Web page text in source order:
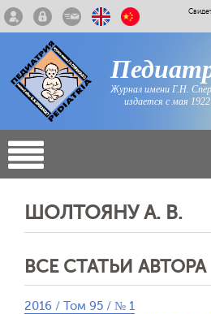
Журнал имени Г.Н.
издается с мая
ШОЛТОЯНУ А. В.
ВСЕ СТАТЬИ АВТОРА
2016 / Том 95 / № 1